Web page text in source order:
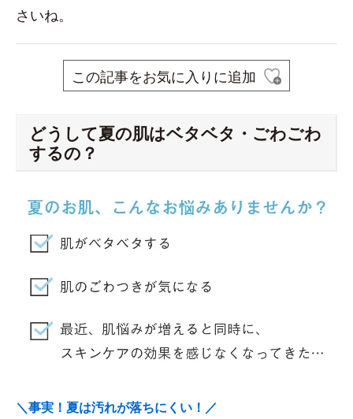
さいね。
この記事をお気に入りに追加
どうして夏の肌はベタベタ・ごわごわ
するの？
＼事実！夏は汚れが落ちにくい！／